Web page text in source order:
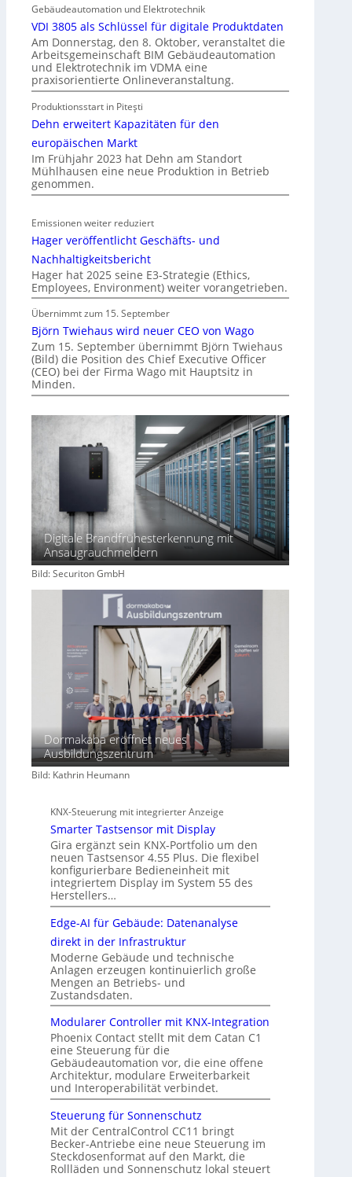
a
l
l
e
U
n
t
e
r
g
r
d
e
Gebäudeautomation und Elektrotechnik
VDI 3805 als Schlüssel für digitale Produktdaten
Am Donnerstag, den 8. Oktober, veranstaltet die
Arbeitsgemeinschaft BIM Gebäudeautomation
und Elektrotechnik im VDMA eine
praxisorientierte Onlineveranstaltung.
Produktionsstart in Piteşti
Dehn erweitert Kapazitäten für den
europäischen Markt
Im Frühjahr 2023 hat Dehn am Standort
Mühlhausen eine neue Produktion in Betrieb
genommen.
Emissionen weiter reduziert
Hager veröffentlicht Geschäfts- und
Nachhaltigkeitsbericht
Hager hat 2025 seine E3-Strategie (Ethics,
Employees, Environment) weiter vorangetrieben.
Übernimmt zum 15. September
Björn Twiehaus wird neuer CEO von Wago
Zum 15. September übernimmt Björn Twiehaus
(Bild) die Position des Chief Executive Officer
(CEO) bei der Firma Wago mit Hauptsitz in
Minden.
Digitale Brandfrühesterkennung mit
Ansaugrauchmeldern
Bild: Securiton GmbH
Dormakaba eröffnet neues
Ausbildungszentrum
Bild: Kathrin Heumann
KNX-Steuerung mit integrierter Anzeige
Smarter Tastsensor mit Display
Gira ergänzt sein KNX-Portfolio um den
neuen Tastsensor 4.55 Plus. Die flexibel
konfigurierbare Bedieneinheit mit
integriertem Display im System 55 des
Herstellers…
Edge-AI für Gebäude: Datenanalyse
direkt in der Infrastruktur
Moderne Gebäude und technische
Anlagen erzeugen kontinuierlich große
Mengen an Betriebs- und
Zustandsdaten.
Modularer Controller mit KNX-Integration
Phoenix Contact stellt mit dem Catan C1
eine Steuerung für die
Gebäudeautomation vor, die eine offene
Architektur, modulare Erweiterbarkeit
und Interoperabilität verbindet.
Steuerung für Sonnenschutz
Mit der CentralControl CC11 bringt
Becker-Antriebe eine neue Steuerung im
Steckdosenformat auf den Markt, die
Rollläden und Sonnenschutz lokal steuert